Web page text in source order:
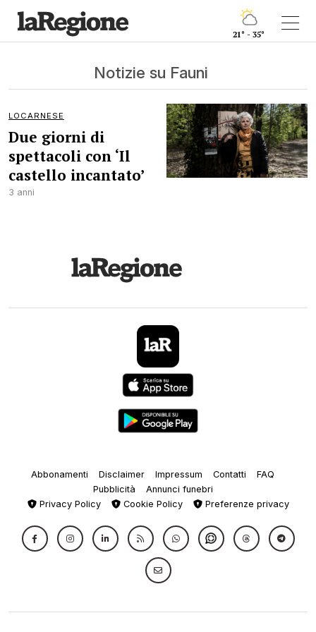
21° - 35°
Notizie su Fauni
LOCARNESE
Due giorni di
spettacoli con ‘Il
castello incantato’
3 anni
Abbonamenti Disclaimer Impressum Contatti
FAQ
Pubblicità
Annunci funebri
Privacy Policy
Cookie Policy Preferenze privacy